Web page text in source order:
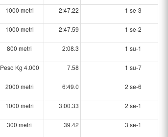
1000 metri 2:47.22 1 se-3
1000 metri 2:47.59 1 se-2
800 metri 2:08.3 1 su-1
Peso Kg 4.000 7.58 1 su-7
2000 metri 6:49.0 2 se-6
1000 metri 3:00.33 2 se-1
300 metri 39.42 3 se-1